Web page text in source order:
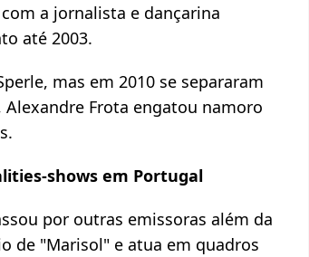
a jornalista e dançarina
até 2003.
mas em 2010 se separaram
Frota engatou namoro
shows em Portugal
por outras emissoras além da
de "Marisol" e atua em quadros